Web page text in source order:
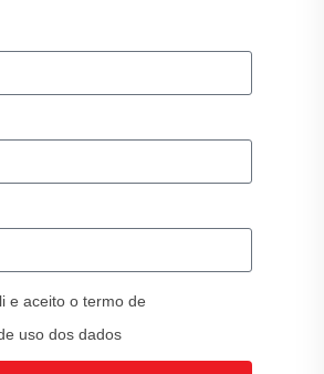
e aceito o termo de
uso dos dados